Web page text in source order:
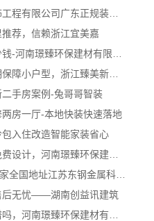
荐，信赖浙江宜美嘉
手房案例-兔哥哥智装
房一厅-本地快装快速落地
入住改造智能家装省心
后无忧——湖南创益讯建筑